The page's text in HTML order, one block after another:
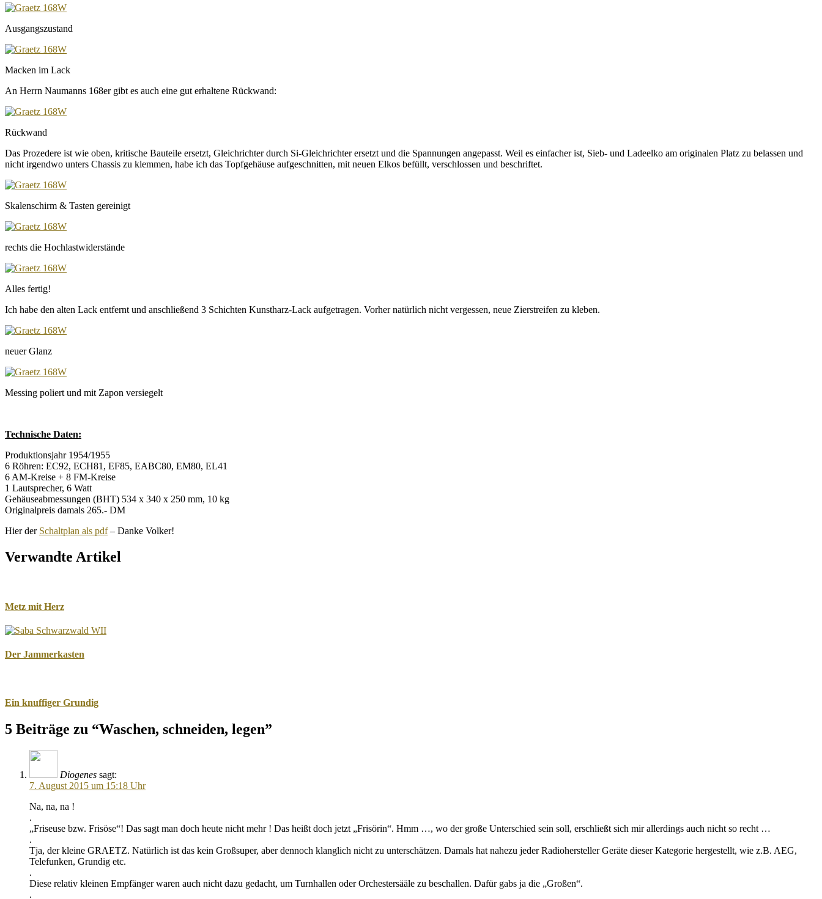
Ausgangszustand
Macken im Lack
An Herrn Naumanns 168er gibt es auch eine gut erhaltene Rückwand:
Rückwand
Das Prozedere ist wie oben, kritische Bauteile ersetzt, Gleichrichter durch Si-Gleichrichter ersetzt und die Spannungen angepasst. Weil es einfacher ist, Sieb- und Ladeelko am originalen Platz zu belassen und
nicht irgendwo unters Chassis zu klemmen, habe ich das Topfgehäuse aufgeschnitten, mit neuen Elkos befüllt, verschlossen und beschriftet.
Skalenschirm & Tasten gereinigt
rechts die Hochlastwiderstände
Alles fertig!
Ich habe den alten Lack entfernt und anschließend 3 Schichten Kunstharz-Lack aufgetragen. Vorher natürlich nicht vergessen, neue Zierstreifen zu kleben.
neuer Glanz
Messing poliert und mit Zapon versiegelt
Technische Daten:
Produktionsjahr 1954/1955
6 Röhren: EC92, ECH81, EF85, EABC80, EM80, EL41
6 AM-Kreise + 8 FM-Kreise
1 Lautsprecher, 6 Watt
Gehäuseabmessungen (BHT) 534 x 340 x 250 mm, 10 kg
Originalpreis damals 265.- DM
Hier der Schaltplan als pdf– Danke Volker!
Verwandte Artikel
Metz mit Herz
Der Jammerkasten
Ein knuffiger Grundig
5 Beiträge zu “Waschen, schneiden, legen”
Diogenes sagt:
7. August 2015 um 15:18 Uhr
Na, na, na !
.
„Friseuse bzw. Frisöse“! Das sagt man doch heute nicht mehr ! Das heißt doch jetzt „Frisörin“. Hmm …, wo der große Unterschied sein soll, erschließt sich mir allerdings auch nicht so recht …
.
Tja, der kleine GRAETZ. Natürlich ist das kein Großsuper, aber dennoch klanglich nicht zu unterschätzen. Damals hat nahezu jeder Radiohersteller Geräte dieser Kategorie hergestellt, wie z.B. AEG,
Telefunken, Grundig etc.
.
Diese relativ kleinen Empfänger waren auch nicht dazu gedacht, um Turnhallen oder Orchestersääle zu beschallen. Dafür gabs ja die „Großen“.
.